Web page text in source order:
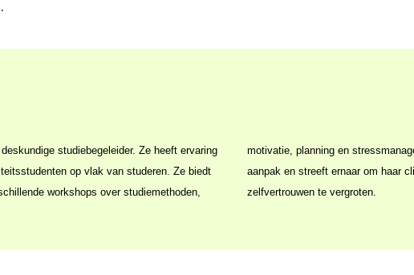
studiebegeleider. Ze heeft ervaring
op vlak van studeren. Ze biedt
workshops over studiemethoden,
Ze heeft een vriendelijke en ondersteunende
te helpen hun leerdoelen te bereiken en hun
zelfvertrouwen te vergroten.